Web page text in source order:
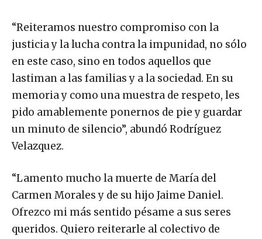
“Reiteramos nuestro compromiso con la
justicia y la lucha contra la impunidad, no sólo
en este caso, sino en todos aquellos que
lastiman a las familias y a la sociedad. En su
memoria y como una muestra de respeto, les
pido amablemente ponernos de pie y guardar
un minuto de silencio”, abundó Rodríguez
Velazquez.
“Lamento mucho la muerte de María del
Carmen Morales y de su hijo Jaime Daniel.
Ofrezco mi más sentido pésame a sus seres
queridos. Quiero reiterarle al colectivo de